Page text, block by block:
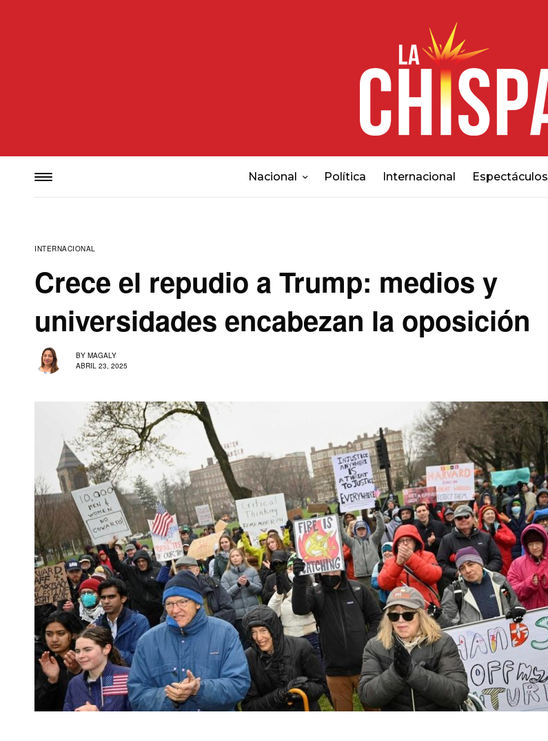
Nacional Política Internacional Espectáculos
INTERNACIONAL
Crece el repudio a Trump: medios y
universidades encabezan la oposición
BY MAGALY
ABRIL 23, 2025